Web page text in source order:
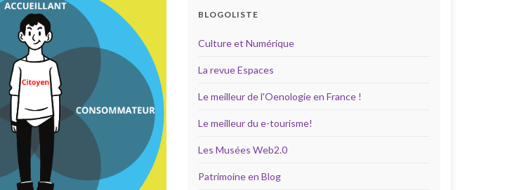
BLOGOLISTE
Culture et Numérique
La revue Espaces
Le meilleur de l'Oenologie en France !
Le meilleur du e-tourisme!
Les Musées Web2.0
Patrimoine en Blog